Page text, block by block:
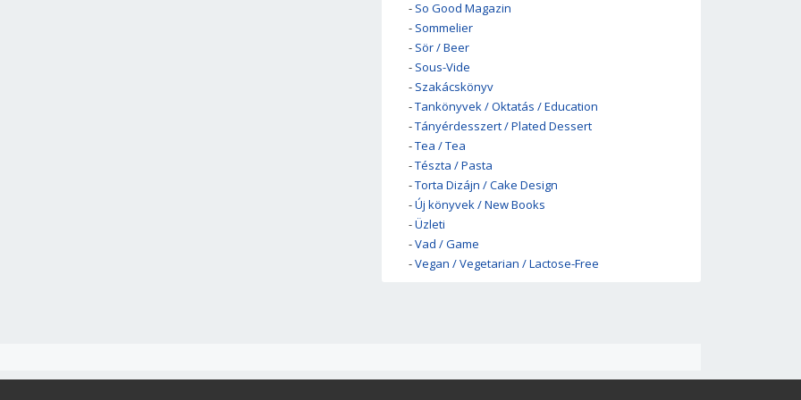
- So Good Magazin
- Sommelier
- Sör / Beer
- Sous-Vide
- Szakácskönyv
-Tankönyvek / Oktatás / Education
-Tányérdesszert / Plated Dessert
-Tea / Tea
-Tészta / Pasta
-Torta Dizájn / Cake Design
-Új könyvek / New Books
-Üzleti
-Vad / Game
-Vegan / Vegetarian / Lactose-Free